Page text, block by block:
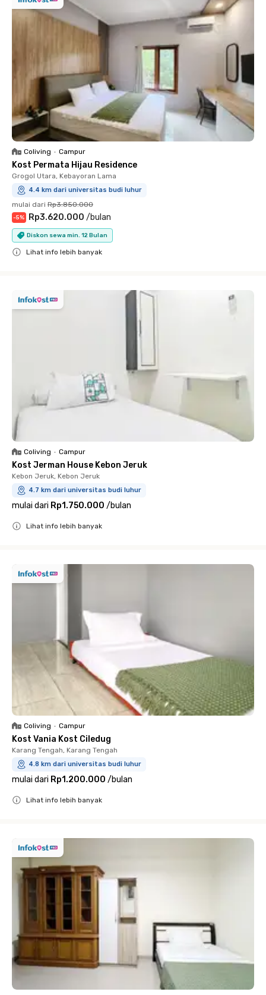
Coliving • Campur
Kost Permata Hijau Residence
Grogol Utara, Kebayoran Lama
4.4 km dari universitas budi luhur
mulai dari Rp3.850.000
-5% Rp3.620.000 /bulan
Diskon sewa min. 12 Bulan
Lihat info lebih banyak
Coliving • Campur
Kost Jerman House Kebon Jeruk
Kebon Jeruk, Kebon Jeruk
4.7 km dari universitas budi luhur
mulai dari Rp1.750.000 /bulan
Lihat info lebih banyak
Coliving • Campur
Kost Vania Kost Ciledug
Karang Tengah, Karang Tengah
4.8 km dari universitas budi luhur
mulai dari Rp1.200.000 /bulan
Lihat info lebih banyak